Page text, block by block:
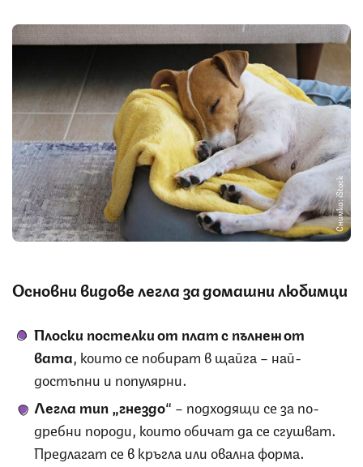
Снимка: iStock
Основни видове легла за домашни любимци
Плоски постелки от плат с пълнеж от
вата , които се побират в щайга – най-
достъпни и популярни.
Легла тип „гнездо“ – подходящи се за по-
дребни породи, които обичат да се сгушват.
Предлагат се в кръгла или овална форма.